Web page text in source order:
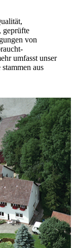
geprüfte
von
umfasst unser
aus